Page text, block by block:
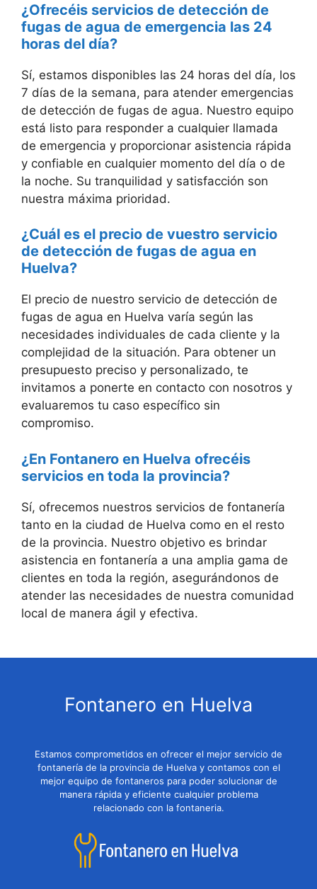
¿Ofrecéis servicios de detección de
fugas de agua de emergencia las 24
horas del día?
Sí, estamos disponibles las 24 horas del día, los
7 días de la semana, para atender emergencias
de detección de fugas de agua. Nuestro equipo
está listo para responder a cualquier llamada
de emergencia y proporcionar asistencia rápida
y confiable en cualquier momento del día o de
la noche. Su tranquilidad y satisfacción son
nuestra máxima prioridad.
¿Cuál es el precio de vuestro servicio
de detección de fugas de agua en
Huelva?
El precio de nuestro servicio de detección de
fugas de agua en Huelva varía según las
necesidades individuales de cada cliente y la
complejidad de la situación. Para obtener un
presupuesto preciso y personalizado, te
invitamos a ponerte en contacto con nosotros y
evaluaremos tu caso específico sin
compromiso.
¿En Fontanero en Huelva ofrecéis
servicios en toda la provincia?
Sí, ofrecemos nuestros servicios de fontanería
tanto en la ciudad de Huelva como en el resto
de la provincia. Nuestro objetivo es brindar
asistencia en fontanería a una amplia gama de
clientes en toda la región, asegurándonos de
atender las necesidades de nuestra comunidad
local de manera ágil y efectiva.
Fontanero en Huelva
Estamos comprometidos en ofrecer el mejor servicio de
fontanería de la provincia de Huelva y contamos con el
mejor equipo de fontaneros para poder solucionar de
manera rápida y eficiente cualquier problema
relacionado con la fontaneria.